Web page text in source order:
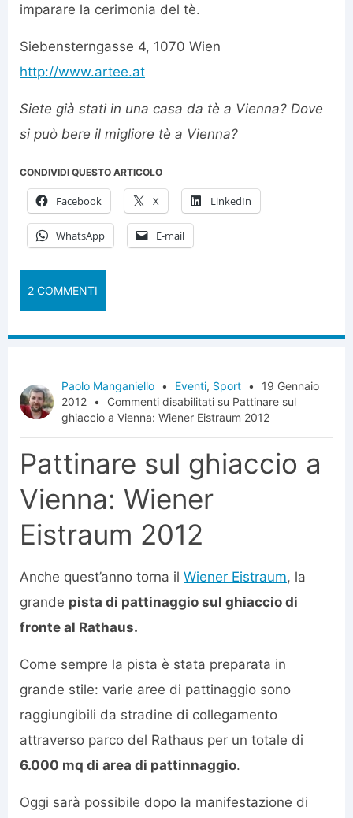
imparare la cerimonia del tè.
Siebensterngasse 4, 1070 Wien
http://www.artee.at
Siete già stati in una casa da tè a Vienna? Dove
si può bere il migliore tè a Vienna?
CONDIVIDI QUESTO ARTICOLO
Facebook X LinkedIn
WhatsApp E-mail
2 COMMENTI
Paolo Manganiello • Eventi, Sport •
19 Gennaio
2012 • Commenti disabilitati su Pattinare sul
ghiaccio a Vienna: Wiener Eistraum 2012
Pattinare sul ghiaccio a
Vienna: Wiener
Eistraum 2012
Anche quest’anno torna il Wiener Eistraum, la
grande pista di pattinaggio sul ghiaccio di
fronte al Rathaus.
Come sempre la pista è stata preparata in
grande stile: varie aree di pattinaggio sono
raggiungibili da stradine di collegamento
attraverso parco del Rathaus per un totale di
6.000 mq di area di pattinnaggio.
Oggi sarà possibile dopo la manifestazione di